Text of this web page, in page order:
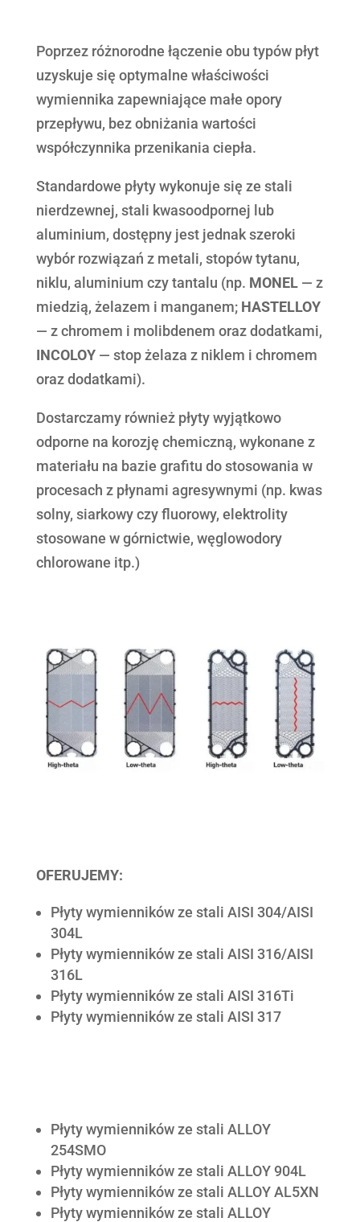
Poprzez różnorodne łączenie obu typów płyt
uzyskuje się optymalne właściwości
wymiennika zapewniające małe opory
przepływu, bez obniżania wartości
współczynnika przenikania ciepła.
Standardowe płyty wykonuje się ze stali
nierdzewnej, stali kwasoodpornej lub
aluminium, dostępny jest jednak szeroki
wybór rozwiązań z metali, stopów tytanu,
niklu, aluminium czy tantalu (np. MONEL— z
miedzią, żelazem i manganem; HASTELLOY
— z chromem i molibdenem oraz dodatkami,
INCOLOY— stop żelaza z niklem i chromem
oraz dodatkami).
Dostarczamy również płyty wyjątkowo
odporne na korozję chemiczną, wykonane z
materiału na bazie grafitu do stosowania w
procesach z płynami agresywnymi (np. kwas
solny, siarkowy czy fluorowy, elektrolity
stosowane w górnictwie, węglowodory
chlorowane itp.)
OFERUJEMY:
Płyty wymienników ze stali AISI 304/AISI
304L
Płyty wymienników ze stali AISI 316/AISI
316L
Płyty wymienników ze stali AISI 316Ti
Płyty wymienników ze stali AISI 317
Płyty wymienników ze stali ALLOY
254SMO
Płyty wymienników ze stali ALLOY 904L
Płyty wymienników ze stali ALLOY AL5XN
Płyty wymienników ze stali ALLOY